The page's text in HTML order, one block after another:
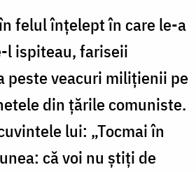
felul înţelept în care le-a
l ispiteau, fariseii
peste veacuri miliţienii pe
din ţările comuniste.
lui: „Tocmai în
că voi nu ştiţi de